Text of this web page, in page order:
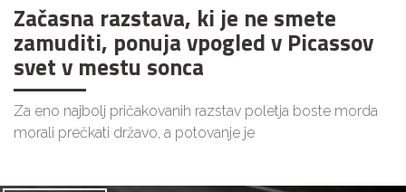
Začasna razstava, ki je ne smete
zamuditi, ponuja vpogled v Picassov
svet v mestu sonca
Za eno najbolj pričakovanih razstav poletja boste morda
morali prečkati državo, a potovanje je